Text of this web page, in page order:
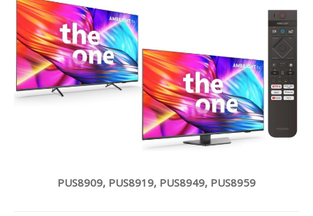
PUS8909, PUS8919, PUS8949, PUS8959